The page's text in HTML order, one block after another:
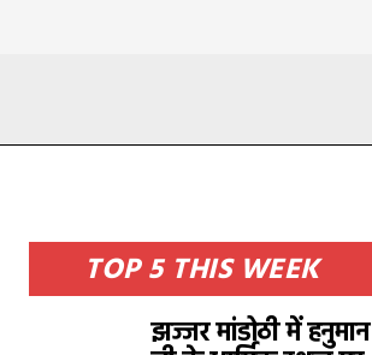
TOP 5 THIS WEEK
झज्जर मांडोठी में हनुमान